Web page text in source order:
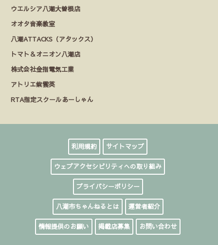
ウエルシア八潮大曽根店
オオタ音楽教室
八潮ATTACKS（アタックス）
トマト＆オニオン八潮店
株式会社金指電気工業
アトリエ紫雲英
RTA指定スクールあーしゃん
利用規約 サイトマップ
ウェブアクセシビリティへの取り組み
プライバシーポリシー
八潮市ちゃんねるとは 運営者紹介
情報提供のお願い 掲載店募集 お問い合わせ